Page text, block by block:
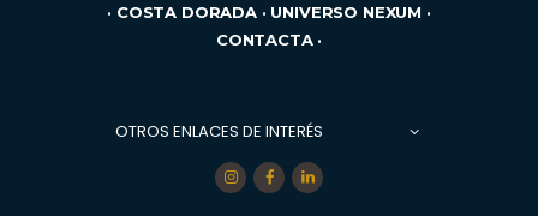
· COSTA DORADA· UNIVERSO NEXUM ·
CONTACTA·